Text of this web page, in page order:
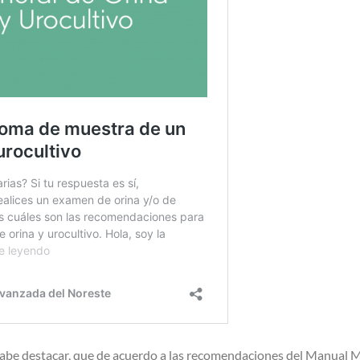
destacar, que de acuerdo a las recomendaciones del Manual